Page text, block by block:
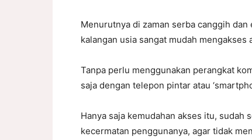
Menurutnya di zaman serba canggih
kalangan usia sangat mudah mengakses
Tanpa perlu menggunakan perangkat
saja dengan telepon pintar atau
Hanya saja kemudahan akses itu, sudah
kecermatan penggunanya, agar tidak